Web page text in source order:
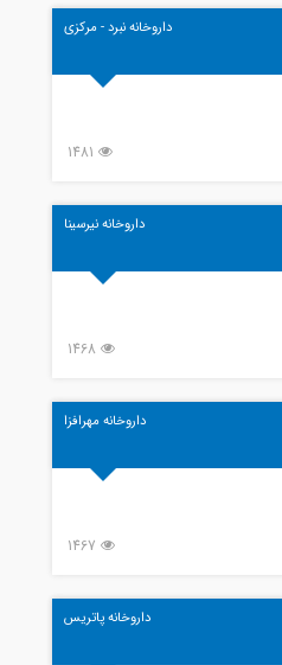
داروخانه نبرد - مرکزی
1481
داروخانه نیرسینا
1468
داروخانه مهرافزا
1467
داروخانه پاتریس